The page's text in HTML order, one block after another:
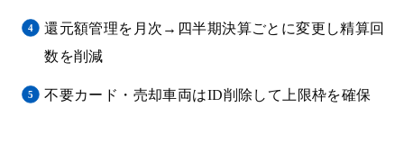
還元額管理を月次→四半期決算ごとに変更し精算回
数を削減
不要カード・売却車両はID削除して上限枠を確保